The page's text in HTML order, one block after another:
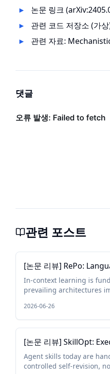
논문 링크
관련 코드 저장소 (가
관련 자료:
댓글
관련 포스트
[논문 리뷰] RePo:
In-context learning is
prevailing architectures
2026-06-26
[논문 리뷰] SkillOpt:
Agent skills today are
controlled self-revision,